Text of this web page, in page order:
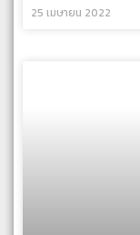
25 เมษายน 2022